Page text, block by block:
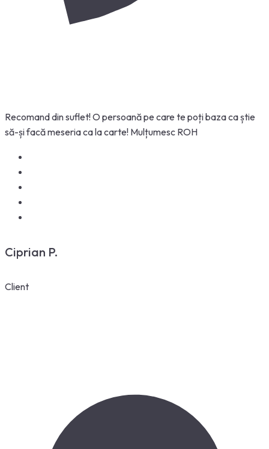
Recomand din suflet! O persoană pe care te poți baza ca știe
să-și facă meseria ca la carte! Mulțumesc ROH
Ciprian P.
Client